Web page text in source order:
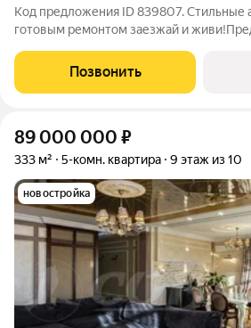
Код предложения ID 839807. Стильные
готовым ремонтом заезжай и живи!Предлагаются уютные
качественным ремонтом. Продуманная
максимально эффективно использовать
Позвонить
89 000 000 ₽
333 м² 5-комн. квартира 9 этаж из 10
новостройка